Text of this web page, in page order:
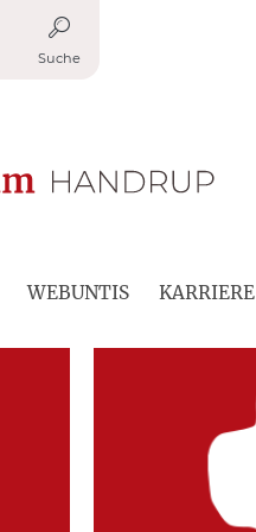
Suche
WEBUNTIS KARRIERE